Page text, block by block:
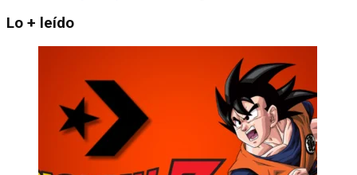
Lo + leído